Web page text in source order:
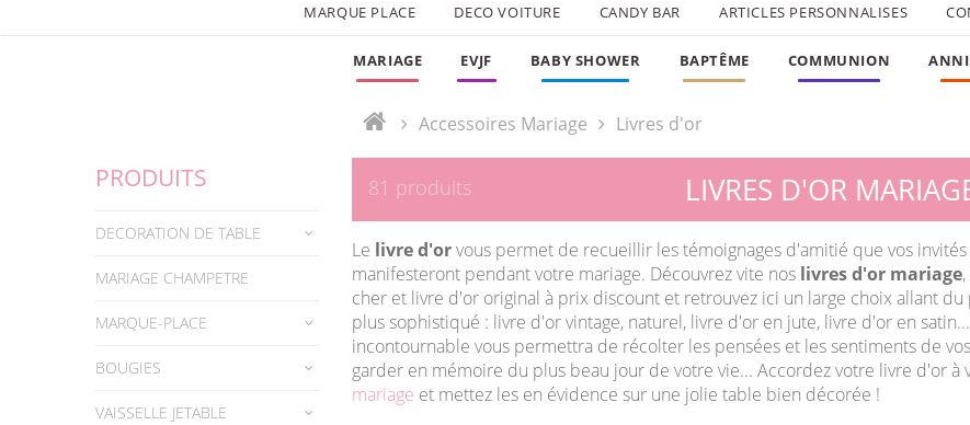
MARQUE PLACE DECO VOITURE CANDY BAR ARTICLES PERSONNALISES
MARIAGE EVJF BABY SHOWER BAPTÊME COMMUNION
PRODUITS
DECORATION DE TABLE
MARIAGE CHAMPETRE
MARQUE-PLACE
BOUGIES
VAISSELLE JETABLE
Accessoires Mariage Livres d'or
81 produits LIVRES D'OR
Le livre d'orvous permet de recueillir les témoignages d'amitié que vos invités
manifesteront pendant votre mariage. Découvrez vite nos livres d'or mariage
cher et livre d'or original à prix discount et retrouvez ici un large choix allant du
plus sophistiqué : livre d'or vintage, naturel, livre d'or en jute, livre d'or en
incontournable vous permettra de récolter les pensées et les sentiments de
garder en mémoire du plus beau jour de votre vie... Accordez votre livre d'or à
mariage et mettez les en évidence sur une jolie table bien décorée !